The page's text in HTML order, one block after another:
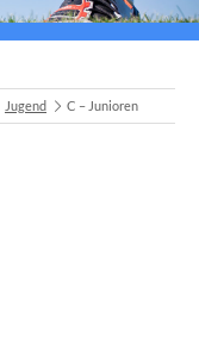
Jugend C – Junioren